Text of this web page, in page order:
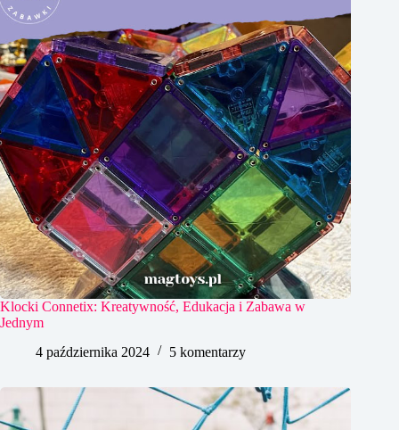
Klocki Connetix: Kreatywność, Edukacja i Zabawa w
Jednym
4 października 2024
5 komentarzy